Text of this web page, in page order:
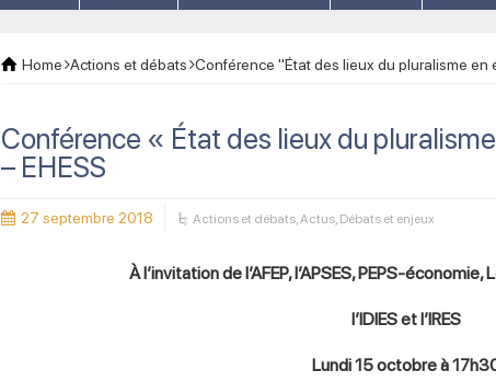
Home Actions et débats Conférence "État des lieux du pluralisme en
Conférence « État des lieux du
– EHESS
27 septembre 2018 Actions et débats,Actus, Débats et enjeux
À l’invitation de l’AFEP, l’APSES, PEPS-
l’IDIES et l’IRES
Lundi 15 octobre à